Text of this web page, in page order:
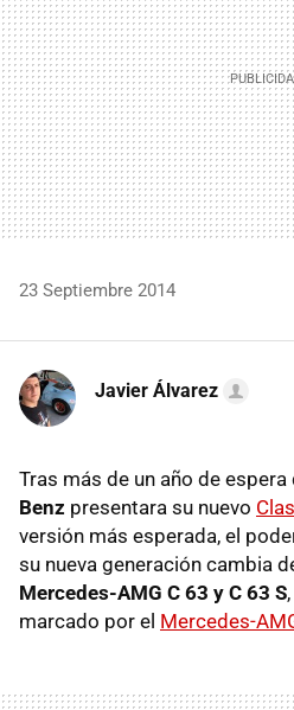
23 Septiembre 2014
Javier Álvarez
Tras más de un año de espera
Benz presentara su nuevo
versión más esperada, el
su nueva generación cambia
Mercedes-AMG C 63 y C 63 S
marcado por el Mercedes-